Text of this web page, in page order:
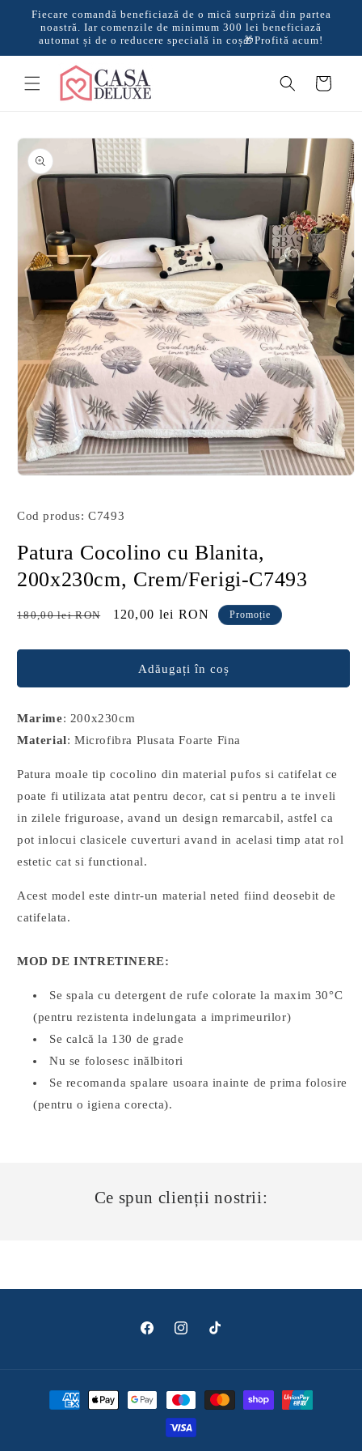
Salt la
conținut
Fiecare comandă beneficiază de o mică surpriză din partea
noastră. Iar comenzile de minimum 300 lei beneficiază
automat și de o reducere specială in coș🎁Profită acum!
Coș
informațiile
despre
produs
1
fereastră
Cod produs: C7493
Patura Cocolino cu Blanita,
200x230cm, Crem/Ferigi-C7493
Preț
180,00 lei RON
Preț
120,00 lei RON Promoție
Adăugați în coș
Marime: 200x230cm
Material: Microfibra Plusata Foarte Fina
Patura moale tip cocolino din material pufos si catifelat ce
poate fi utilizata atat pentru decor, cat si pentru a te inveli
in zilele friguroase, avand un design remarcabil, astfel ca
pot inlocui clasicele cuverturi avand in acelasi timp atat rol
estetic cat si functional.
Acest model este dintr-un material neted fiind deosebit de
catifelata.
MOD DE INTRETINERE:
Se spala cu detergent de rufe colorate la maxim 30°C
(pentru rezistenta indelungata a imprimeurilor)
Se calcă la 130 de grade
Nu se folosesc inălbitori
Se recomanda spalare usoara inainte de prima folosire
(pentru o igiena corecta).
Ce spun clienții nostrii:
FacebookInstagramTikTok
Metode